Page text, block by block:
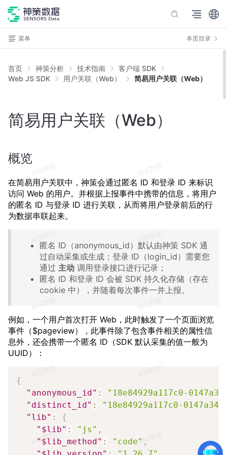
菜单 本页目录
首页 神策分析 技术指南
客户端 SDK
Web JS SDK
用户关联（Web） 简易用户关联（Web）
简易用户关联（Web）
概览
在简易用户关联中，神策会通过匿名 ID 和登录 ID 来标识
访问 Web 的用户。并根据上报事件中携带的信息，将用户
的匿名 ID 与登录 ID 进行关联，从而将用户登录前后的行
为数据串联起来。
匿名 ID（anonymous_id）默认由神策 SDK 通
过自动采集或生成；登录 ID（login_id）需要您
通过 主动 调用登录接口进行记录；
匿名 ID 和登录 ID 会被 SDK 持久化存储（存在
cookie 中），并随着每次事件一并上报。
例如，一个用户首次打开 Web，此时触发了一个页面浏览
事件（$pageview），此事件除了包含事件相关的属性信
息外，还会携带一个匿名 ID（SDK 默认采集的值一般为
UUID）：
{
"anonymous_id" :
"18e84929a117c0-
"distinct_id" :
"18e84929a117c0-
"lib" :
{
"$lib" : "js" ,
"$lib_method" : "code" ,